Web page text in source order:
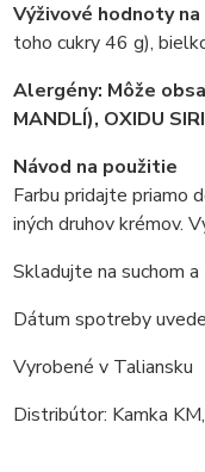
Výživové hodnoty na
toho cukry 46 g),
Alergény: Môže
MANDLÍ), OXIDU
Návod na použitie
Farbu pridajte priamo
iných druhov krémov.
Skladujte na suchom
Dátum spotreby
Vyrobené v Taliansku
Distribútor: Kamka